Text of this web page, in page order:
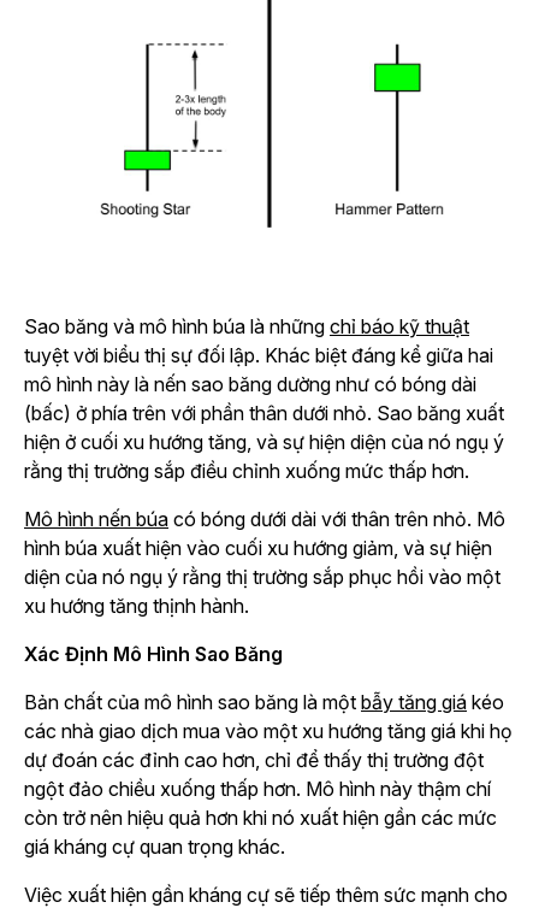
Sao băng và mô hình búa là những chỉ báo kỹ thuật
tuyệt vời biểu thị sự đối lập. Khác biệt đáng kể giữa hai
mô hình này là nến sao băng dường như có bóng dài
(bấc) ở phía trên với phần thân dưới nhỏ. Sao băng xuất
hiện ở cuối xu hướng tăng, và sự hiện diện của nó ngụ ý
rằng thị trường sắp điều chỉnh xuống mức thấp hơn.
Mô hình nến búa có bóng dưới dài với thân trên nhỏ. Mô
hình búa xuất hiện vào cuối xu hướng giảm, và sự hiện
diện của nó ngụ ý rằng thị trường sắp phục hồi vào một
xu hướng tăng thịnh hành.
Xác Định Mô Hình Sao Băng
Bản chất của mô hình sao băng là một bẫy tăng giá kéo
các nhà giao dịch mua vào một xu hướng tăng giá khi họ
dự đoán các đỉnh cao hơn, chỉ để thấy thị trường đột
ngột đảo chiều xuống thấp hơn. Mô hình này thậm chí
còn trở nên hiệu quả hơn khi nó xuất hiện gần các mức
giá kháng cự quan trọng khác.
Việc xuất hiện gần kháng cự sẽ tiếp thêm sức mạnh cho